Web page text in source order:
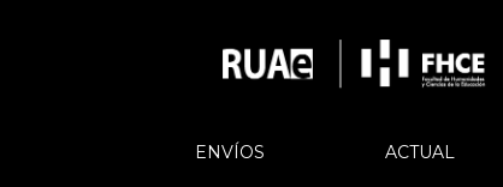
ENVÍOS ACTUAL